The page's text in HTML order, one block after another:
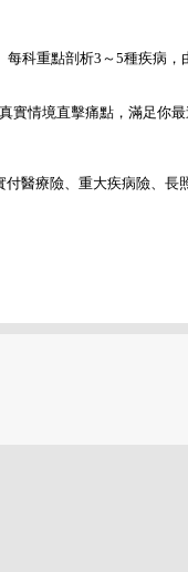
科重點剖析3～5種疾病
實情境直擊痛點，滿足你最
醫療險、重大疾病險、長